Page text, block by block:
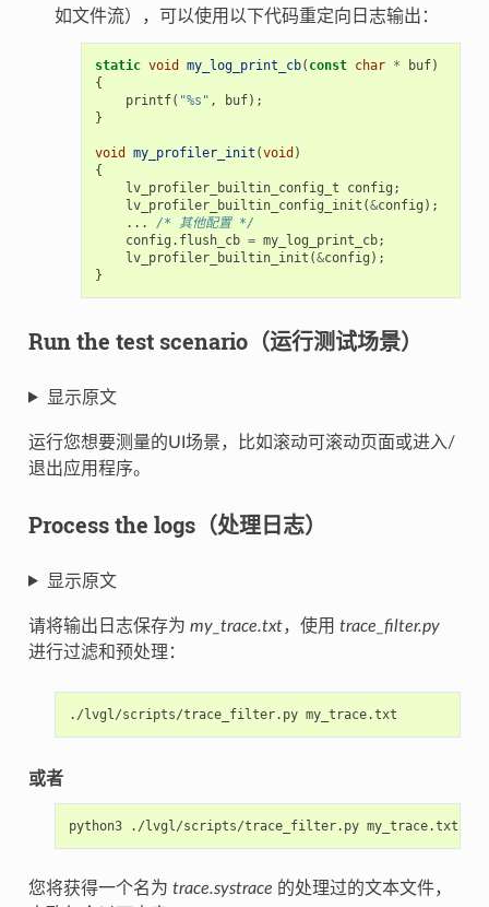
如文件流），可以使用以下代码重定向日志输出：
static void my_log_print_cb( const char * buf)
{
printf( "%s" , buf);
}
void my_profiler_init (void )
{
lv_profiler_builtin_config_t
config ;
lv_profiler_builtin_config_init (&config );
...
/* 其他配置 */
config . flush_cb = my_log_print_cb;
lv_profiler_builtin_init (&config );
}
Run the test scenario（运行测试场景）
显示原文
运行您想要测量的UI场景，比如滚动可滚动页面或进入/
退出应用程序。
Process the logs（处理日志）
显示原文
请将输出日志保存为 my_trace.txt，使用 trace_filter.py
进行过滤和预处理：
./lvgl/scripts/trace_filter.py
或者
python3 ./lvgl/scripts/trace_filter.py
您将获得一个名为 trace.systrace 的处理过的文本文件，